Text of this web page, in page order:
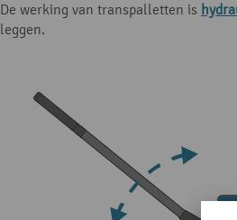
De werking van transpalletten is
leggen.